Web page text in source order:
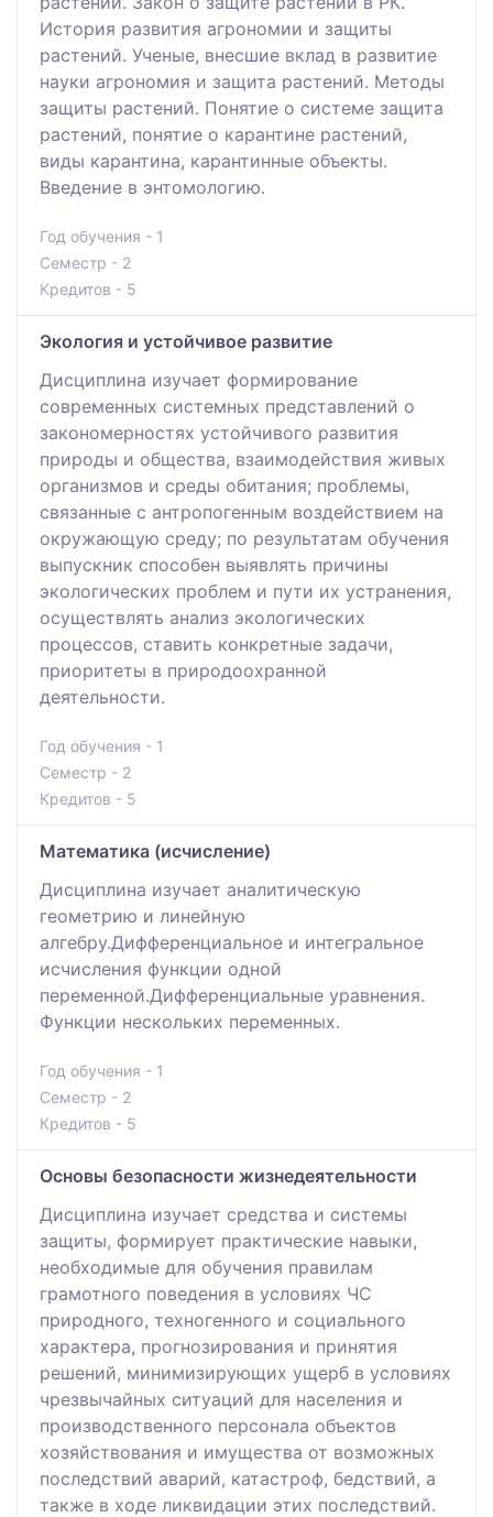
История развития агрономии и защиты
растений. Ученые, внесшие вклад в развитие
науки агрономия и защита растений. Методы
защиты растений. Понятие о системе защита
растений, понятие о карантине растений,
виды карантина, карантинные объекты.
Введение в энтомологию.
Год обучения - 1
Семестр - 2
Кредитов - 5
Экология и устойчивое развитие
Дисциплина изучает формирование
современных системных представлений о
закономерностях устойчивого развития
природы и общества, взаимодействия живых
организмов и среды обитания; проблемы,
связанные с антропогенным воздействием на
окружающую среду; по результатам обучения
выпускник способен выявлять причины
экологических проблем и пути их устранения,
осуществлять анализ экологических
процессов, ставить конкретные задачи,
приоритеты в природоохранной
деятельности.
Год обучения - 1
Семестр - 2
Кредитов - 5
Математика (исчисление)
Дисциплина изучает аналитическую
геометрию и линейную
алгебру.Дифференциальное и интегральное
исчисления функции одной
переменной.Дифференциальные уравнения.
Функции нескольких переменных.
Год обучения - 1
Семестр - 2
Кредитов - 5
Основы безопасности жизнедеятельности
Дисциплина изучает средства и системы
защиты, формирует практические навыки,
необходимые для обучения правилам
грамотного поведения в условиях ЧС
природного, техногенного и социального
характера, прогнозирования и принятия
решений, минимизирующих ущерб в условиях
чрезвычайных ситуаций для населения и
производственного персонала объектов
хозяйствования и имущества от возможных
последствий аварий, катастроф, бедствий, а
также в ходе ликвидации этих последствий.